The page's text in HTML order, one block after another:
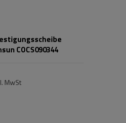
COCS090344
MwSt